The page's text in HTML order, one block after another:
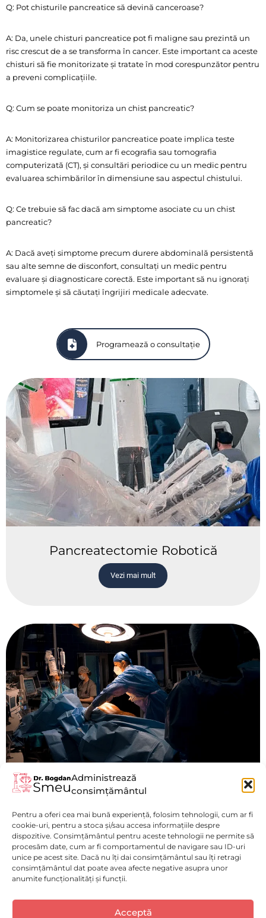
Administrează
consimțământul
Pentru a oferi cea mai bună experiență, folosim tehnologii, cum ar fi
cookie-uri, pentru a stoca și/sau accesa informațiile despre
dispozitive. Consimțământul pentru aceste tehnologii ne permite să
procesăm date, cum ar fi comportamentul de navigare sau ID-uri
unice pe acest site. Dacă nu îți dai consimțământul sau îți retragi
consimțământul dat poate avea afecte negative asupra unor
anumite funcționalități și funcții.
Acceptă
Q: Pot chisturile pancreatice să devină canceroase?
A: Da, unele chisturi pancreatice pot fi maligne sau prezintă un
risc crescut de a se transforma în cancer. Este important ca aceste
chisturi să fie monitorizate și tratate în mod corespunzător pentru
a preveni complicațiile.
Q: Cum se poate monitoriza un chist pancreatic?
A: Monitorizarea chisturilor pancreatice poate implica teste
imagistice regulate, cum ar fi ecografia sau tomografia
computerizată (CT), și consultări periodice cu un medic pentru
evaluarea schimbărilor în dimensiune sau aspectul chistului.
Q: Ce trebuie să fac dacă am simptome asociate cu un chist
pancreatic?
A: Dacă aveți simptome precum durere abdominală persistentă
sau alte semne de disconfort, consultați un medic pentru
evaluare și diagnosticare corectă. Este important să nu ignorați
simptomele și să căutați îngrijiri medicale adecvate.
Programează o consultație
Pancreatectomie Robotică
Vezi mai mult
Pancreatectomie Laparoscopică
Vezi mai mult